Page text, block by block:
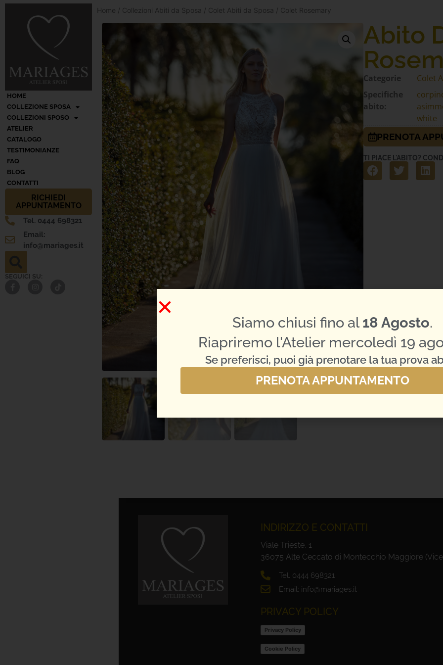
HOME
COLLEZIONE SPOSA
COLLEZIONI SPOSO
ATELIER
CATALOGO
TESTIMONIANZE
FAQ
BLOG
CONTATTI
RICHIEDI
APPUNTAMENTO
Tel. 0444 698321
Email:
info@mariages.it
SEGUICI SU:
Home / Collezioni Abiti da Sposa / Colet Abiti da Sposa / Colet Rosemary
Abito
Categorie Colet
Specifiche
abito:
white
PRENOTA
TI PIACE L'ABITO?
INDIRIZZO E CONTATTI
Viale Trieste, 1
36075 Alte Ceccato di Montecchio Maggiore
Tel. 0444 698321
Email: info@mariages.it
PRIVACY POLICY
Privacy Policy
Cookie Policy
Siamo chiusi fino al18 Agosto.
Riapriremo l'Atelier mercoledì 19
Se preferisci, puoi già prenotare la tua prova
PRENOTA APPUNTAMENTO